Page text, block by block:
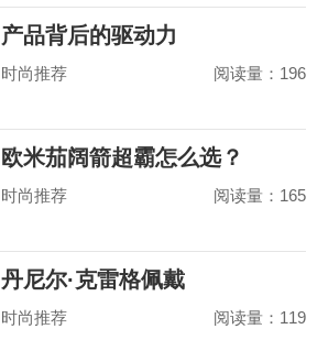
产品背后的驱动力
时尚推荐 阅读量：196
欧米茄阔箭超霸怎么选？
时尚推荐 阅读量：165
丹尼尔·克雷格佩戴
MoonSwatch 出席美国国
时尚推荐 阅读量：119